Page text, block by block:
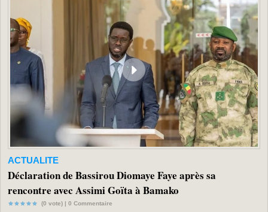
ACTUALITE
Déclaration de Bassirou Diomaye Faye après sa
rencontre avec Assimi Goïta à Bamako
(0 vote) | 0 Commentaire